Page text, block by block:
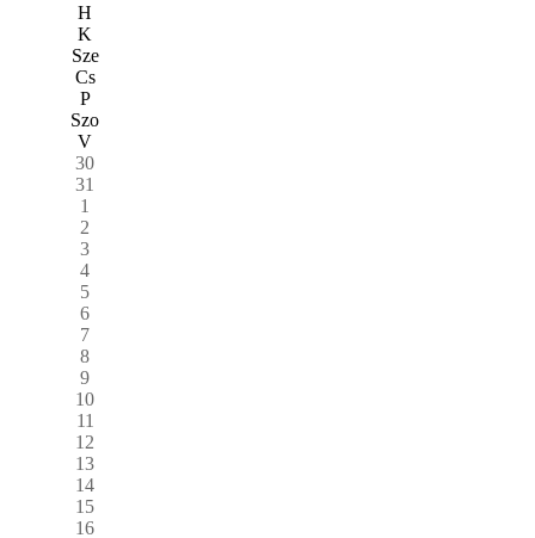
H
K
Sze
Cs
P
Szo
V
30
31
1
2
3
4
5
6
7
8
9
10
11
12
13
14
15
16